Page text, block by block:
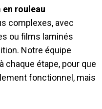
en rouleau
complexes, avec
ou films laminés
Notre équipe
chaque étape, pour que
fonctionnel, mais